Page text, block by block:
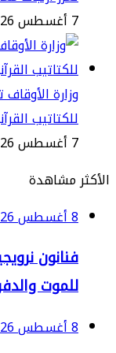
الأوقاف تفتح
القرآنية برسم
نرويجيون
والدفن